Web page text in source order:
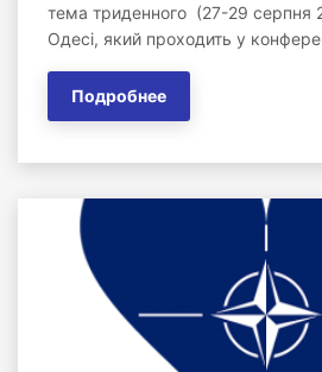
тема триденного (27-29 серпня
Одесі, який проходить у
Подробнее